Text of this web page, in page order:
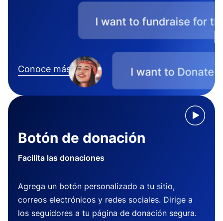
Conoce más
Botón de donación
Facilita las donaciones
Agrega un botón personalizado a tu sitio,
correos electrónicos y redes sociales. Dirige a
los seguidores a tu página de donación segura.